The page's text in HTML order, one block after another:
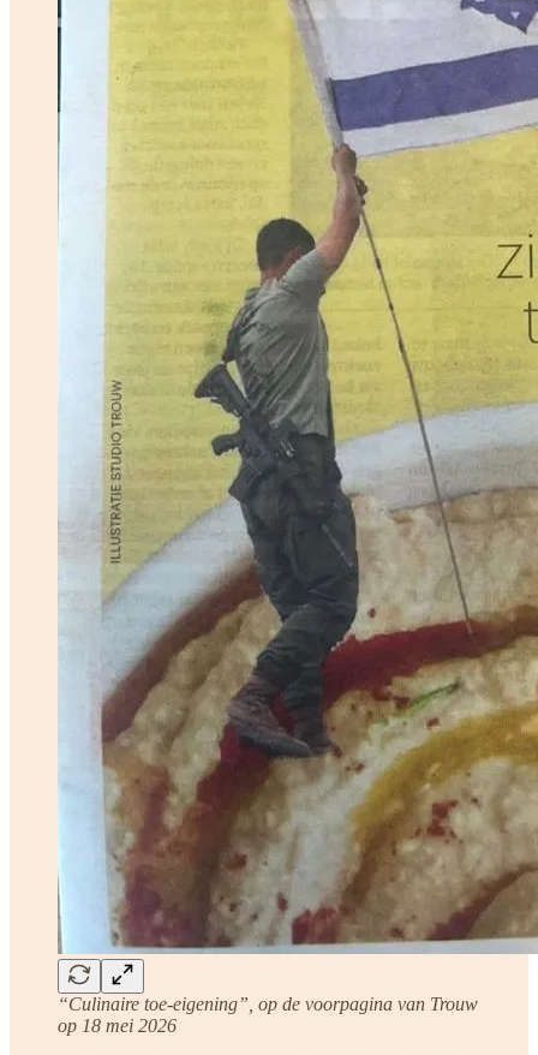
“Culinaire toe-eigening”, op de voorpagina van Trouw
op 18 mei 2026